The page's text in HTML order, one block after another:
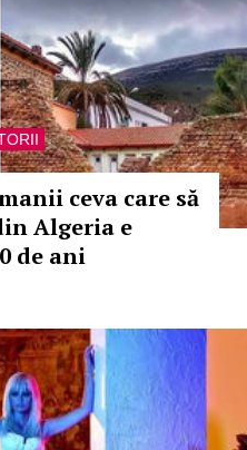
ceva care să
Algeria e
de ani